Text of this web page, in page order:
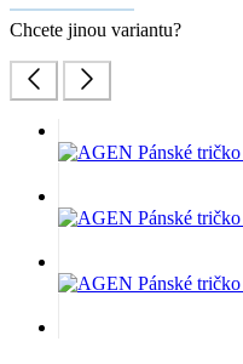
Chcete jinou variantu?